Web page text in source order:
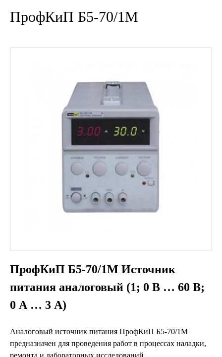
ПрофКиП Б5-70/1М
ПрофКиП Б5-70/1М Источник
питания аналоговый (1; 0 В … 60 В;
0 А … 3 А)
Аналоговый источник питания ПрофКиП Б5-70/1М
предназначен для проведения работ в процессах наладки,
ремонта и лабораторных исследований.